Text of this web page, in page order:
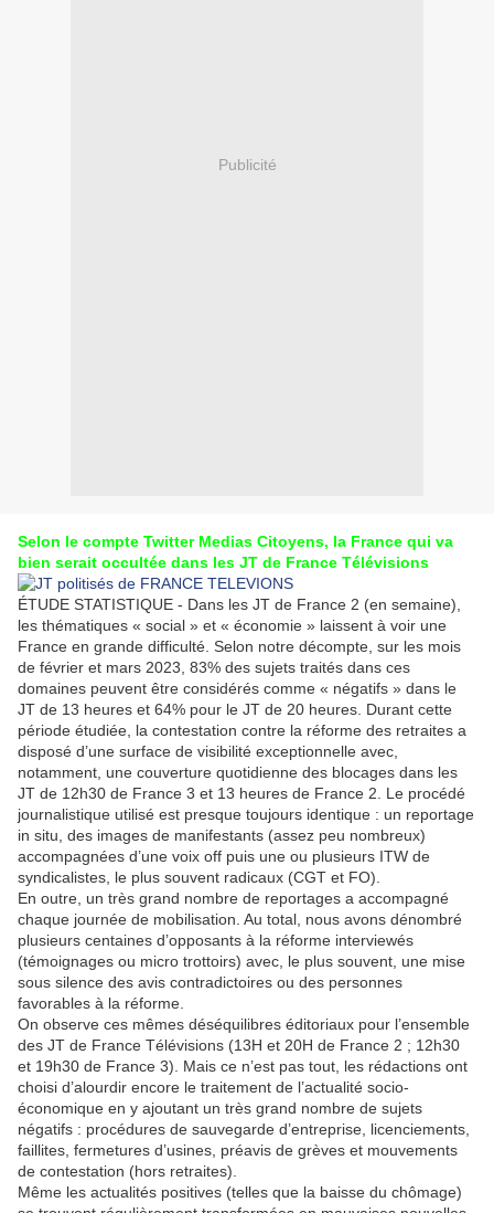
Publicité
Selon le compte Twitter Medias Citoyens, la France qui va
bien serait occultée dans les JT de France Télévisions
ÉTUDE STATISTIQUE - Dans les JT de France 2 (en semaine),
les thématiques « social » et « économie » laissent à voir une
France en grande difficulté. Selon notre décompte, sur les mois
de février et mars 2023, 83% des sujets traités dans ces
domaines peuvent être considérés comme « négatifs » dans le
JT de 13 heures et 64% pour le JT de 20 heures. Durant cette
période étudiée, la contestation contre la réforme des retraites a
disposé d’une surface de visibilité exceptionnelle avec,
notamment, une couverture quotidienne des blocages dans les
JT de 12h30 de France 3 et 13 heures de France 2. Le procédé
journalistique utilisé est presque toujours identique : un reportage
in situ, des images de manifestants (assez peu nombreux)
accompagnées d’une voix off puis une ou plusieurs ITW de
syndicalistes, le plus souvent radicaux (CGT et FO).
En outre, un très grand nombre de reportages a accompagné
chaque journée de mobilisation. Au total, nous avons dénombré
plusieurs centaines d’opposants à la réforme interviewés
(témoignages ou micro trottoirs) avec, le plus souvent, une mise
sous silence des avis contradictoires ou des personnes
favorables à la réforme.
On observe ces mêmes déséquilibres éditoriaux pour l’ensemble
des JT de France Télévisions (13H et 20H de France 2 ; 12h30
et 19h30 de France 3). Mais ce n’est pas tout, les rédactions ont
choisi d’alourdir encore le traitement de l’actualité socio-
économique en y ajoutant un très grand nombre de sujets
négatifs : procédures de sauvegarde d’entreprise, licenciements,
faillites, fermetures d’usines, préavis de grèves et mouvements
de contestation (hors retraites).
Même les actualités positives (telles que la baisse du chômage)